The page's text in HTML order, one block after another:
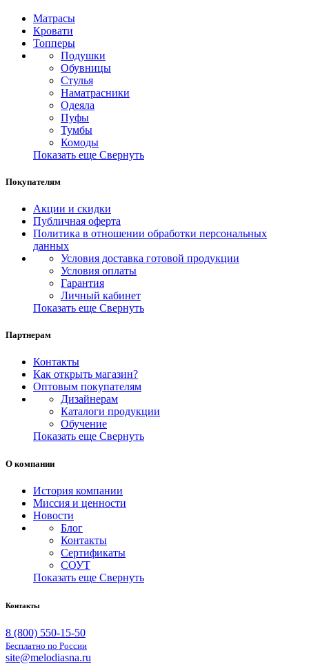
Матрасы
Кровати
Топперы
Подушки
Обувницы
Стулья
Наматрасники
Одеяла
Пуфы
Тумбы
Комоды
Показать еще Свернуть
Покупателям
Акции и скидки
Публичная оферта
Политика в отношении обработки персональных
данных
Условия доставка готовой продукции
Условия оплаты
Гарантия
Личный кабинет
Показать еще Свернуть
Партнерам
Контакты
Как открыть магазин?
Оптовым покупателям
Дизайнерам
Каталоги продукции
Обучение
Показать еще Свернуть
О компании
История компании
Миссия и ценности
Новости
Блог
Контакты
Сертификаты
СОУТ
Показать еще Свернуть
Контакты
8 (800) 550-15-50
Бесплатно по России
site@melodiasna.ru